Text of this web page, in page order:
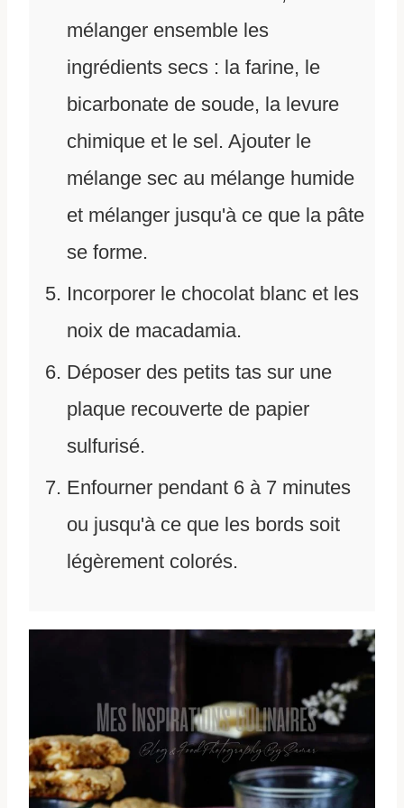
mélanger ensemble les
ingrédients secs : la farine, le
bicarbonate de soude, la levure
chimique et le sel. Ajouter le
mélange sec au mélange humide
et mélanger jusqu'à ce que la pâte
se forme.
Incorporer le chocolat blanc et les
noix de macadamia.
Déposer des petits tas sur une
plaque recouverte de papier
sulfurisé.
Enfourner pendant 6 à 7 minutes
ou jusqu'à ce que les bords soit
légèrement colorés.